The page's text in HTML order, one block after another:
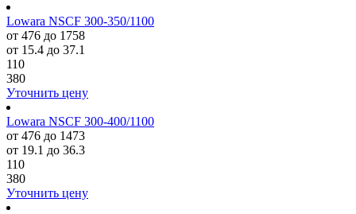
Lowara NSCF 300-350/1100
от 476 до 1758
от 15.4 до 37.1
110
380
Уточнить цену
Lowara NSCF 300-400/1100
от 476 до 1473
от 19.1 до 36.3
110
380
Уточнить цену